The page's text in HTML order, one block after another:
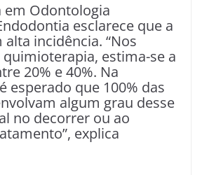
em Odontologia
esclarece que a
incidência. “Nos
estima-se a
20% e 40%. Na
esperado que 100% das
algum grau desse
no decorrer ou ao
explica